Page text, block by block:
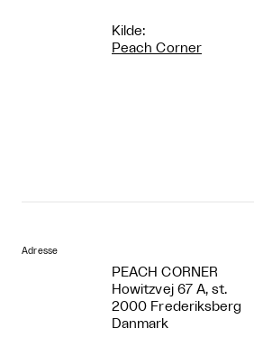
Kilde:
Peach Corner
Adresse
PEACH CORNER
Howitzvej 67 A, st.
2000 Frederiksberg
Danmark